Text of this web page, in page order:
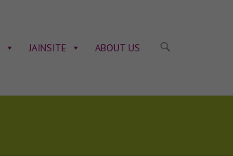
JAINSITE ABOUT US